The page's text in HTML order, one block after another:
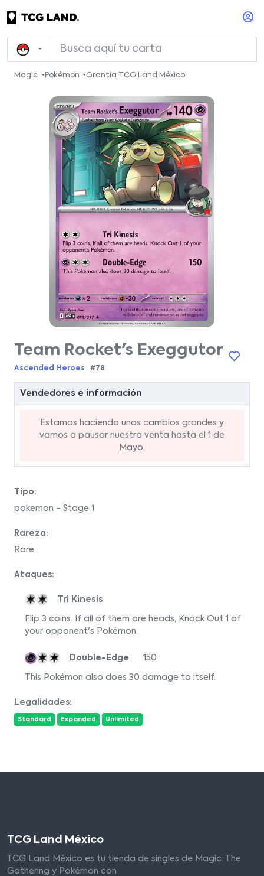
Magic Pokémon Grantia TCG Land México
Team Rocket's Exeggutor
Ascended Heroes #78
Vendedores e información
Estamos haciendo unos cambios grandes y
vamos a pausar nuestra venta hasta el 1 de
Mayo.
Tipo:
pokemon - Stage 1
Rareza:
Rare
Ataques:
Tri Kinesis
Flip 3 coins. If all of them are heads, Knock Out 1 of
your opponent's Pokémon.
Double-Edge 150
This Pokémon also does 30 damage to itself.
Legalidades:
Standard Expanded Unlimited
TCG Land México
TCG Land México es tu tienda de singles de Magic: The
Gathering y Pokémon con